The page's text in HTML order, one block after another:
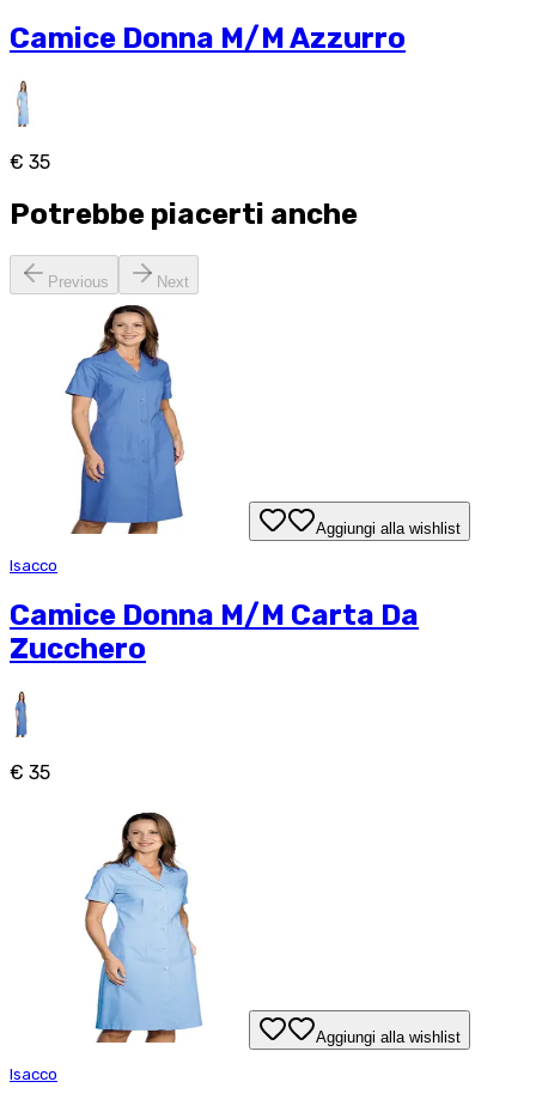
Camice Donna M/M Azzurro
€ 35
Potrebbe piacerti anche
Previous Next
Aggiungi alla wishlist
Isacco
Camice Donna M/M Carta Da
Zucchero
€ 35
Aggiungi alla wishlist
Isacco